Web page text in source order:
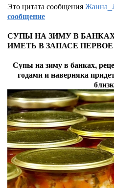
Это цитата сообщения
сообщение
СУПЫ НА ЗИМУ В
ИМЕТЬ В ЗАПАСЕ
Супы на зиму в банках,
годами и наверняка